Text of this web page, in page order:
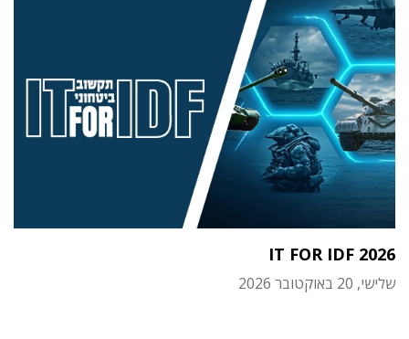
IT FOR IDF 2026
שלישי, 20 באוקטובר 2026